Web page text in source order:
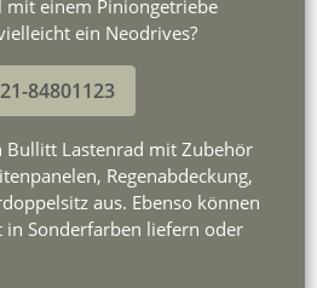
mit einem Piniongetriebe
ein Neodrives?
84801123
Bullitt Lastenrad mit Zubehör
Regenabdeckung,
aus. Ebenso können
Sonderfarben liefern oder